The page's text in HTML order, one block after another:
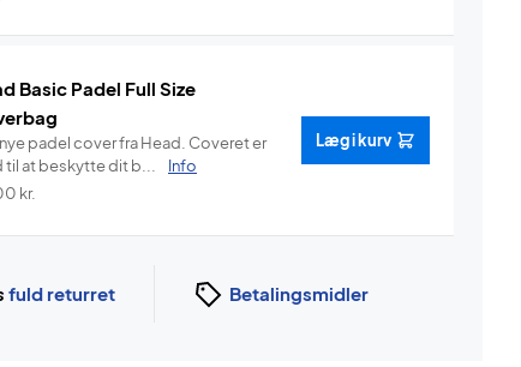
Basic Padel Full Size
padel cover fra Head. Coveret er
til at beskytte dit b...
Info
kr.
Læg i kurv
fuld returret Betalingsmidler